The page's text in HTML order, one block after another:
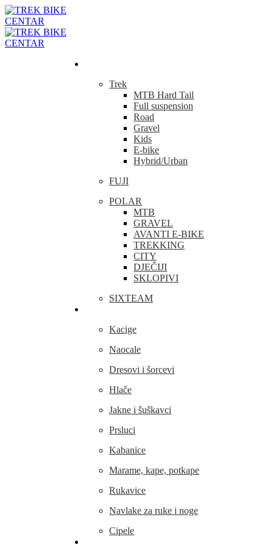
Trek
MTB Hard Tail
Full suspension
Road
Gravel
Kids
E-bike
Hybrid/Urban
FUJI
POLAR
MTB
GRAVEL
AVANTI E-BIKE
TREKKING
CITY
DJEČIJI
SKLOPIVI
SIXTEAM
Kacige
Naocale
Dresovi i šorcevi
Hlače
Jakne i šuškavci
Prsluci
Kabanice
Marame, kape, potkape
Rukavice
Navlake za ruke i noge
Cipele